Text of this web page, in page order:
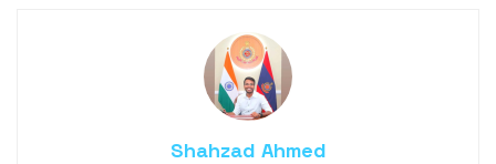
Shahzad Ahmed